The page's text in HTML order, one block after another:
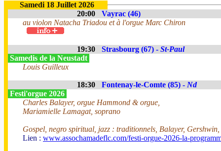
Samedi 18 Juillet 2026
20:00
Vayrac (46)
au violon Natacha Triadou et à l'orgue Marc Chiron
19:30 Strasbourg (67) - St-Paul
Samedis de la Neustadt
Louis Guilleux
18:30 Fontenay-le-Comte (85) - Nd
Festi'orgue 2026
Charles Balayer, orgue Hammond & orgue,
Mariamielle Lamagat, soprano
Gospel, negro spiritual, jazz : traditionnels, Balayer, Gershwin,
Lien : www.assochamadeflc.com/festi-orgue-2026-la-